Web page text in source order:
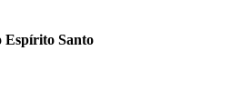
Santo